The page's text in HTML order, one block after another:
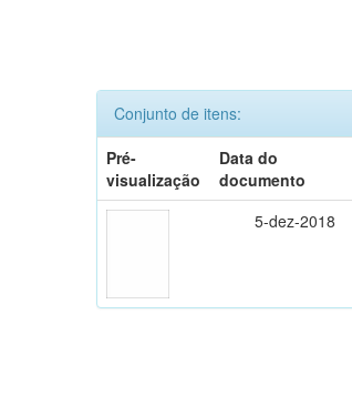
Conjunto de itens:
Pré-
visualização
Data do
documento
5-dez-2018